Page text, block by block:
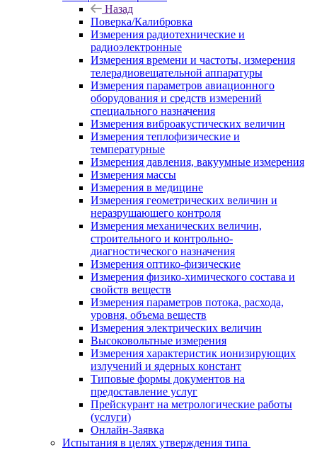
Назад
Поверка/Калибровка
Измерения радиотехнические и
радиоэлектронные
Измерения времени и частоты, измерения
телерадиовещательной аппаратуры
Измерения параметров авиационного
оборудования и средств измерений
специального назначения
Измерения виброакустических величин
Измерения теплофизические и
температурные
Измерения давления, вакуумные измерения
Измерения массы
Измерения в медицине
Измерения геометрических величин и
неразрушающего контроля
Измерения механических величин,
строительного и контрольно-
диагностического назначения
Измерения оптико-физические
Измерения физико-химического состава и
свойств веществ
Измерения параметров потока, расхода,
уровня, объема веществ
Измерения электрических величин
Высоковольтные измерения
Измерения характеристик ионизирующих
излучений и ядерных констант
Типовые формы документов на
предоставление услуг
Прейскурант на метрологические работы
(услуги)
Онлайн-Заявка
Испытания в целях утверждения типа